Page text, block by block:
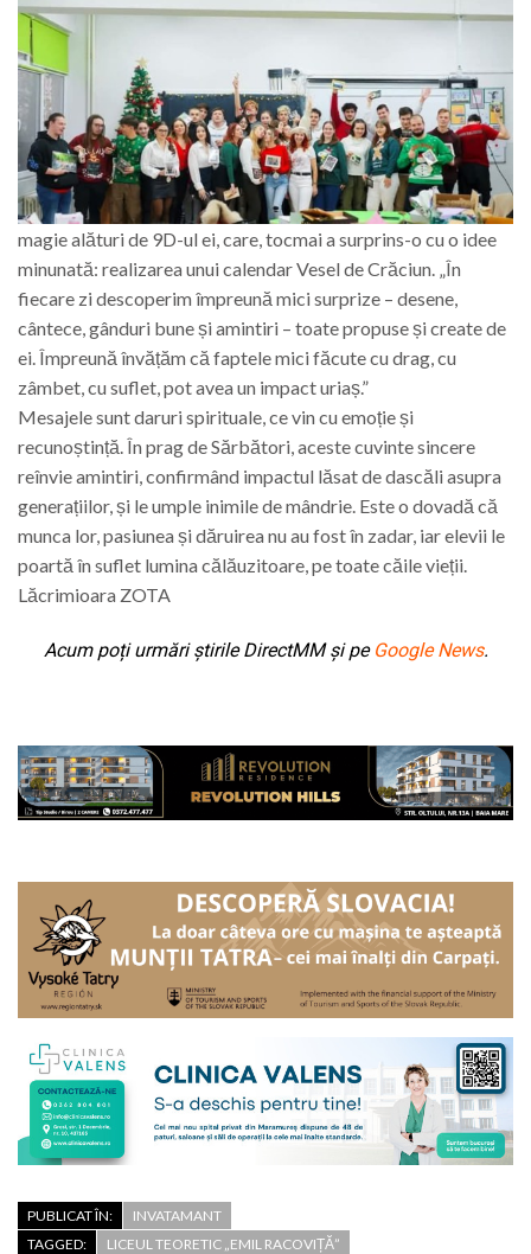
magie alături de 9D-ul ei, care, tocmai a surprins-o cu o idee
minunată: realizarea unui calendar Vesel de Crăciun. „În
fiecare zi descoperim împreună mici surprize – desene,
cântece, gânduri bune și amintiri – toate propuse și create de
ei. Împreună învățăm că faptele mici făcute cu drag, cu
zâmbet, cu suflet, pot avea un impact uriaș.”
Mesajele sunt daruri spirituale, ce vin cu emoție și
recunoștință. În prag de Sărbători, aceste cuvinte sincere
reînvie amintiri, confirmând impactul lăsat de dascăli asupra
generațiilor, și le umple inimile de mândrie. Este o dovadă că
munca lor, pasiunea și dăruirea nu au fost în zadar, iar elevii le
poartă în suflet lumina călăuzitoare, pe toate căile vieții.
Lăcrimioara ZOTA
Acum poți urmări știrile DirectMM și pe Google News.
PUBLICAT ÎN:
INVATAMANT
TAGGED:
LICEUL TEORETIC „EMIL RACOVIȚĂ”